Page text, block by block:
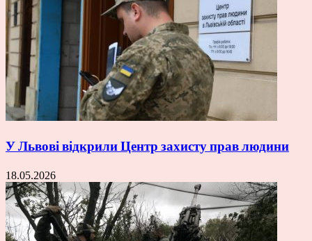
У Львові відкрили Центр захисту прав людини
18.05.2026